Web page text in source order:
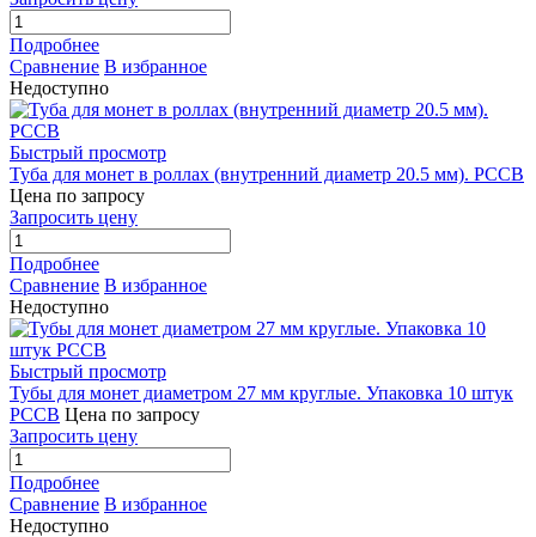
Подробнее
Сравнение В избранное
Недоступно
Быстрый просмотр
Туба для монет в роллах (внутренний диаметр 20.5 мм). РССВ
Цена по запросу
Запросить цену
Подробнее
Сравнение В избранное
Недоступно
Быстрый просмотр
Тубы для монет диаметром 27 мм круглые. Упаковка 10 штук
РССВ Цена по запросу
Запросить цену
Подробнее
Сравнение В избранное
Недоступно